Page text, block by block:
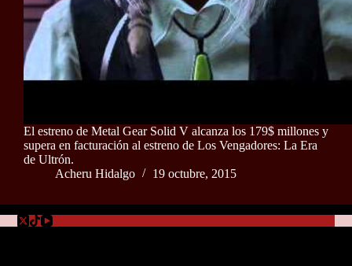
El estreno de Metal Gear Solid V alcanza los 179$ millones y
supera en facturación al estreno de Los Vengadores: La Era
de Ultrón.
Acheru Hidalgo
19 octubre, 2015